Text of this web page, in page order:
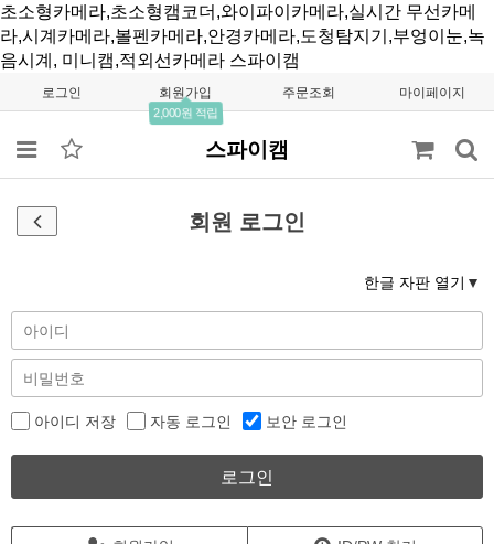
초소형카메라,초소형캠코더,와이파이카메라,실시간 무선카메
라,시계카메라,볼펜카메라,안경카메라,도청탐지기,부엉이눈,녹
음시계, 미니캠,적외선카메라 스파이캠
로그인 회원가입
2,000원 적립
주문조회 마이페이지
스파이캠
회원 로그인
한글 자판 열기
아이디 저장 자동 로그인 보안 로그인
로그인